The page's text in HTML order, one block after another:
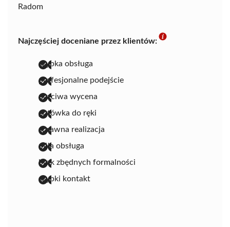
Radom
Najczęściej doceniane przez klientów:
szybka obsługa
profesjonalne podejście
uczciwa wycena
gotówka do ręki
sprawna realizacja
miła obsługa
brak zbędnych formalności
szybki kontakt